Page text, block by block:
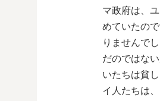
マ政府は、
めていたの
りませんで
だのではな
いたちは貧
イ人たちは